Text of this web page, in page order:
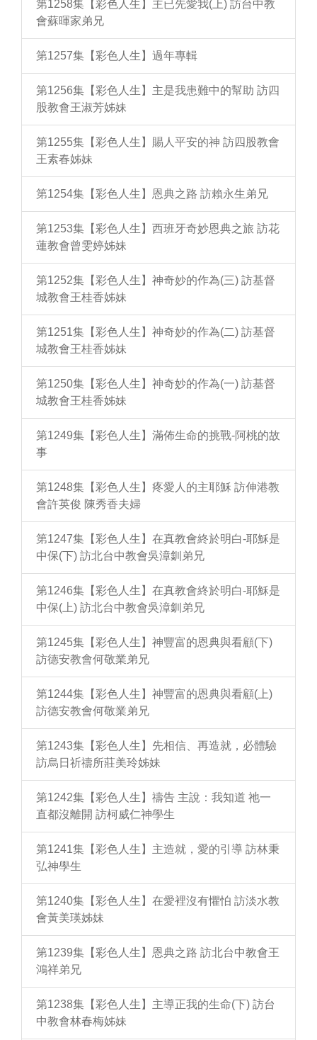
第1258集【彩色人生】主已先愛我(上) 訪台中教
會蘇暉家弟兄
第1257集【彩色人生】過年專輯
第1256集【彩色人生】主是我患難中的幫助 訪四
股教會王淑芳姊妹
第1255集【彩色人生】賜人平安的神 訪四股教會
王素春姊妹
第1254集【彩色人生】恩典之路 訪賴永生弟兄
第1253集【彩色人生】西班牙奇妙恩典之旅 訪花
蓮教會曾雯婷姊妹
第1252集【彩色人生】神奇妙的作為(三) 訪基督
城教會王桂香姊妹
第1251集【彩色人生】神奇妙的作為(二) 訪基督
城教會王桂香姊妹
第1250集【彩色人生】神奇妙的作為(一) 訪基督
城教會王桂香姊妹
第1249集【彩色人生】滿佈生命的挑戰-阿桃的故
事
第1248集【彩色人生】疼愛人的主耶穌 訪伸港教
會許英俊 陳秀香夫婦
第1247集【彩色人生】在真教會終於明白-耶穌是
中保(下) 訪北台中教會吳漳釧弟兄
第1246集【彩色人生】在真教會終於明白-耶穌是
中保(上) 訪北台中教會吳漳釧弟兄
第1245集【彩色人生】神豐富的恩典與看顧(下)
訪德安教會何敬業弟兄
第1244集【彩色人生】神豐富的恩典與看顧(上)
訪德安教會何敬業弟兄
第1243集【彩色人生】先相信、再造就，必體驗
訪烏日祈禱所莊美玲姊妹
第1242集【彩色人生】禱告 主說：我知道 祂一
直都沒離開 訪柯威仁神學生
第1241集【彩色人生】主造就，愛的引導 訪林秉
弘神學生
第1240集【彩色人生】在愛裡沒有懼怕 訪淡水教
會黃美瑛姊妹
第1239集【彩色人生】恩典之路 訪北台中教會王
鴻祥弟兄
第1238集【彩色人生】主導正我的生命(下) 訪台
中教會林春梅姊妹